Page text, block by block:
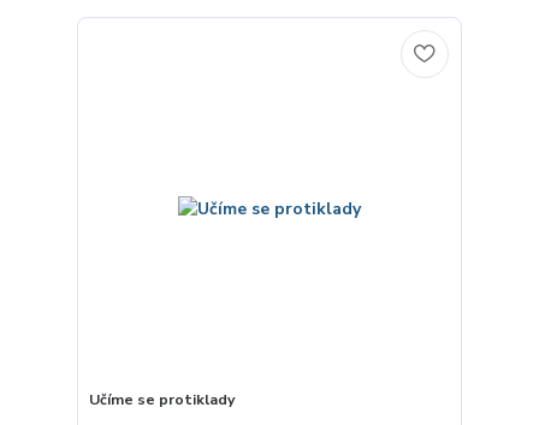
Učíme se protiklady